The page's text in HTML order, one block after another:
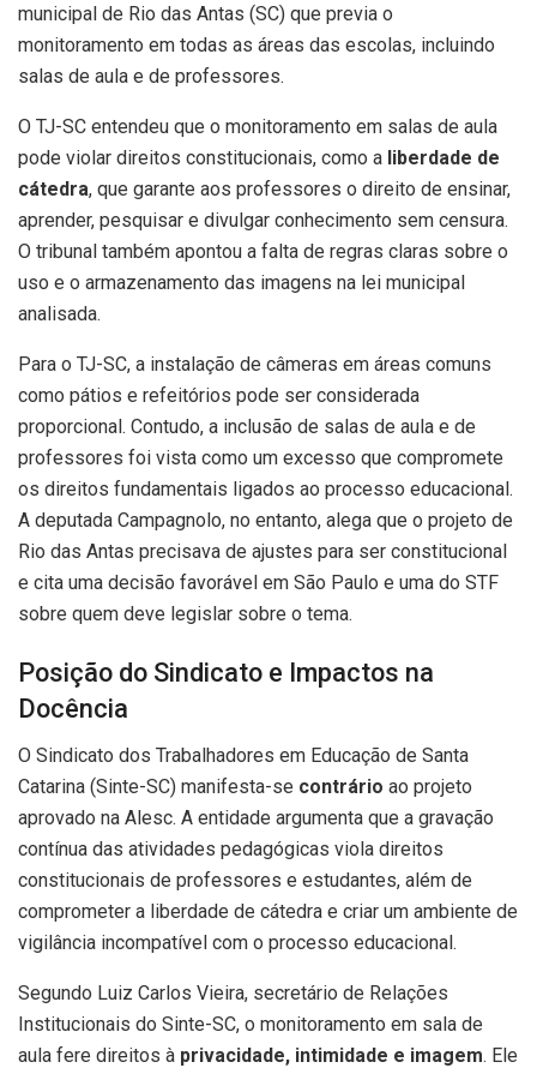
municipal de Rio das Antas (SC) que previa o
monitoramento em todas as áreas das escolas, incluindo
salas de aula e de professores.
O TJ-SC entendeu que o monitoramento em salas de aula
pode violar direitos constitucionais, como a liberdade de
cátedra, que garante aos professores o direito de ensinar,
aprender, pesquisar e divulgar conhecimento sem censura.
O tribunal também apontou a falta de regras claras sobre o
uso e o armazenamento das imagens na lei municipal
analisada.
Para o TJ-SC, a instalação de câmeras em áreas comuns
como pátios e refeitórios pode ser considerada
proporcional. Contudo, a inclusão de salas de aula e de
professores foi vista como um excesso que compromete
os direitos fundamentais ligados ao processo educacional.
A deputada Campagnolo, no entanto, alega que o projeto de
Rio das Antas precisava de ajustes para ser constitucional
e cita uma decisão favorável em São Paulo e uma do STF
sobre quem deve legislar sobre o tema.
Posição do Sindicato e Impactos na
Docência
O Sindicato dos Trabalhadores em Educação de Santa
Catarina (Sinte-SC) manifesta-se contrário ao projeto
aprovado na Alesc. A entidade argumenta que a gravação
contínua das atividades pedagógicas viola direitos
constitucionais de professores e estudantes, além de
comprometer a liberdade de cátedra e criar um ambiente de
vigilância incompatível com o processo educacional.
Segundo Luiz Carlos Vieira, secretário de Relações
Institucionais do Sinte-SC, o monitoramento em sala de
aula fere direitos à privacidade, intimidade e imagem. Ele